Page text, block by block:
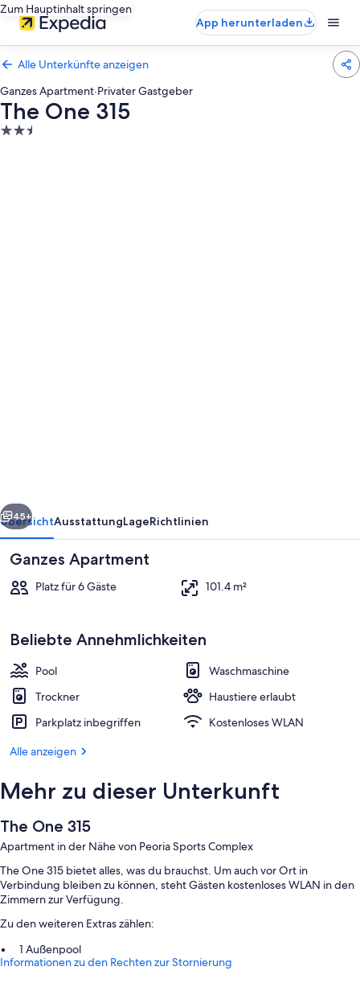
Zum Hauptinhalt springen
App herunterladen
Alle Unterkünfte anzeigen
Ganzes Apartment·Privater Gastgeber
The One 315
2.5-
Innenbereich
Weiter
45+
ÜbersichtAusstattungLageRichtlinien
Ganzes Apartment
Platz für 6 Gäste 101.4 m²
Beliebte Annehmlichkeiten
Pool
Waschmaschine
Trockner
Haustiere erlaubt
Parkplatz inbegriffen
Kostenloses WLAN
Alle anzeigen
Mehr zu dieser Unterkunft
The One 315
Apartment in der Nähe von Peoria Sports Complex
The One 315 bietet alles, was du brauchst. Um auch vor Ort in
Verbindung bleiben zu können, steht Gästen kostenloses WLAN in den
Zimmern zur Verfügung.
Zu den weiteren Extras zählen:
1 Außenpool
Parken ohne Service (kostenlos)
Informationen zu den Rechten zur Stornierung